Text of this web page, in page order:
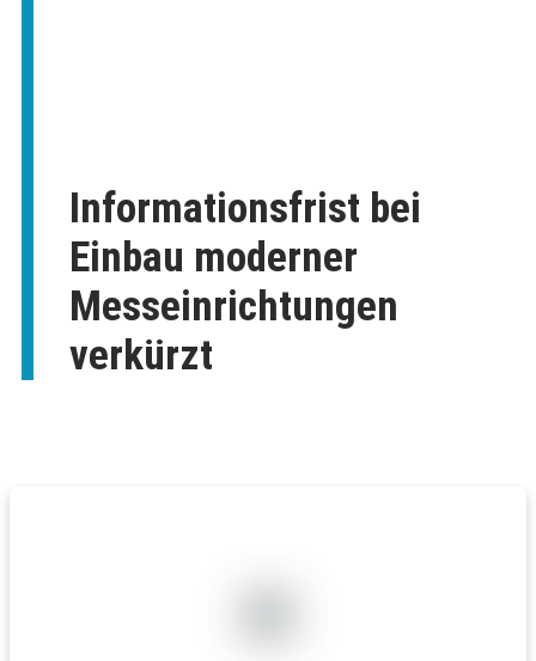
Informationsfrist bei
Einbau moderner
Messeinrichtungen
verkürzt